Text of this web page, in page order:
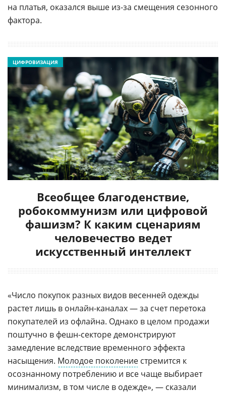
на платья, оказался выше из-за смещения сезонного
фактора.
Всеобщее благоденствие,
робокоммунизм или цифровой
фашизм? К каким сценариям
человечество ведет
искусственный интеллект
ЦИФРОВИЗАЦИЯ
«Число покупок разных видов весенней одежды
растет лишь в онлайн-каналах — за счет перетока
покупателей из офлайна. Однако в целом продажи
поштучно в фешн-секторе демонстрируют
замедление вследствие временного эффекта
насыщения. Молодое поколение стремится к
осознанному потреблению и все чаще выбирает
минимализм, в том числе в одежде», — сказали